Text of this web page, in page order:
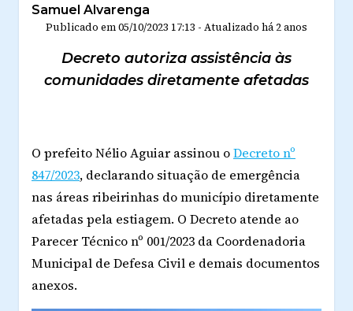
Samuel Alvarenga
Publicado em05/10/2023 17:13 - Atualizado há 2 anos
Decreto autoriza assistência às
comunidades diretamente afetadas
O prefeito Nélio Aguiar assinou oDecreto nº
847/2023, declarando situação de emergência
nas áreas ribeirinhas do município diretamente
afetadas pela estiagem. O Decreto atende ao
Parecer Técnico nº 001/2023 da Coordenadoria
Municipal de Defesa Civil e demais documentos
anexos.